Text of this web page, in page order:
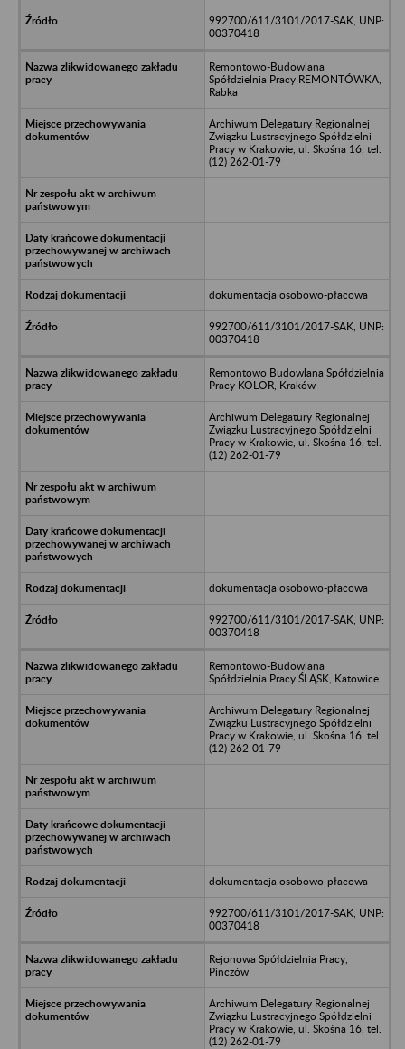
992700/611/3101/2017-SAK, UNP:
00370418
Remontowo-Budowlana
Spółdzielnia Pracy REMONTÓWKA,
Rabka
Archiwum Delegatury Regionalnej
Związku Lustracyjnego Spółdzielni
Pracy w Krakowie, ul. Skośna 16, tel.
(12) 262-01-79
dokumentacja osobowo-płacowa
992700/611/3101/2017-SAK, UNP:
00370418
Remontowo Budowlana Spółdzielnia
Pracy KOLOR, Kraków
Archiwum Delegatury Regionalnej
Związku Lustracyjnego Spółdzielni
Pracy w Krakowie, ul. Skośna 16, tel.
(12) 262-01-79
dokumentacja osobowo-płacowa
992700/611/3101/2017-SAK, UNP:
00370418
Remontowo-Budowlana
Spółdzielnia Pracy ŚLĄSK, Katowice
Archiwum Delegatury Regionalnej
Związku Lustracyjnego Spółdzielni
Pracy w Krakowie, ul. Skośna 16, tel.
(12) 262-01-79
dokumentacja osobowo-płacowa
992700/611/3101/2017-SAK, UNP:
00370418
Rejonowa Spółdzielnia Pracy,
Pińczów
Archiwum Delegatury Regionalnej
Związku Lustracyjnego Spółdzielni
Pracy w Krakowie, ul. Skośna 16, tel.
(12) 262-01-79